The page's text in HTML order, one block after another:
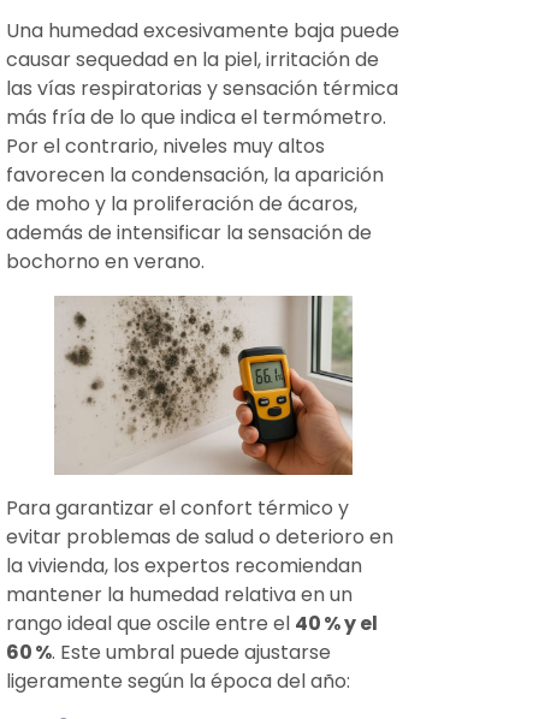
Una humedad excesivamente baja puede
causar sequedad en la piel, irritación de
las vías respiratorias y sensación térmica
más fría de lo que indica el termómetro.
Por el contrario, niveles muy altos
favorecen la condensación, la aparición
de moho y la proliferación de ácaros,
además de intensificar la sensación de
bochorno en verano.
Para garantizar el confort térmico y
evitar problemas de salud o deterioro en
la vivienda, los expertos recomiendan
mantener la humedad relativa en un
rango ideal que oscile entre el 40% y el
60%. Este umbral puede ajustarse
ligeramente según la época del año: